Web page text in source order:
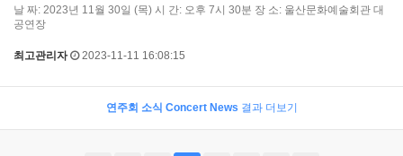
날 짜: 2023년 11월 30일 (목) 시 간: 오후 7시 30분 장 소: 울산문화예술회관 대
공연장
최고관리자 2023-11-11 16:08:15
연주회 소식 Concert News 결과 더보기